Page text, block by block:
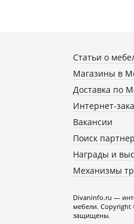
Статьи о
Магазины в
Доставка по
Интернет-
Вакансии
Поиск
Награды и
Механизмы
Divaninfo.ru —
мебели. Copyright
защищены.